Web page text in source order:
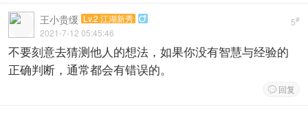
5#
王小贵缓 Lv.2 江湖新秀 
2021-7-12 05:45:46
不要刻意去猜测他人的想法，如果你没有智慧与经验的
正确判断，通常都会有错误的。
 回复